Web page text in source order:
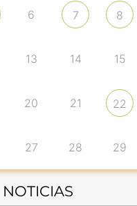
6 7 8
13 14 15
20 21 22
27 28 29